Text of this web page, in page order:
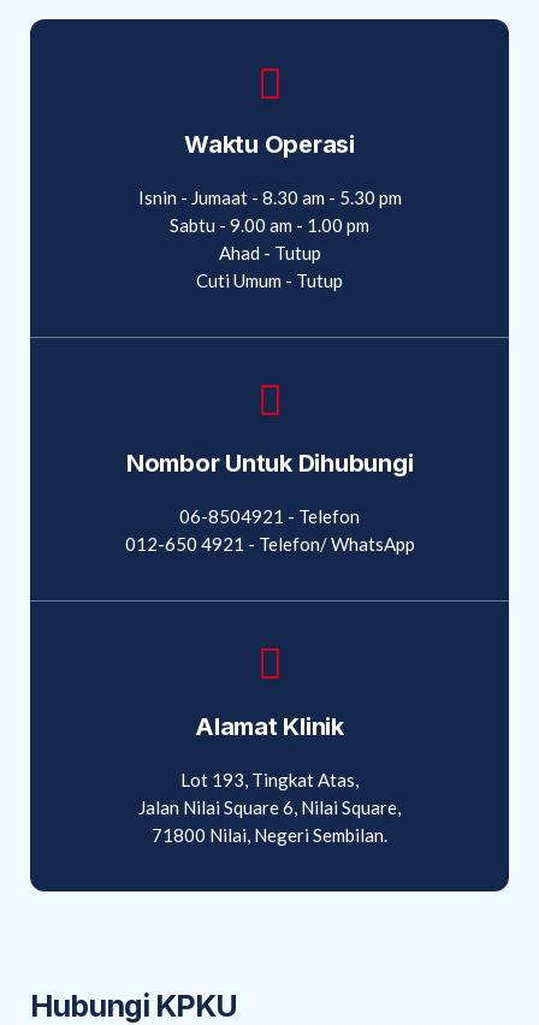
Waktu Operasi
Isnin - Jumaat - 8.30 am - 5.30 pm
Sabtu - 9.00 am - 1.00 pm
Ahad - Tutup
Cuti Umum - Tutup
Nombor Untuk Dihubungi
06-8504921 - Telefon
012-650 4921 - Telefon/ WhatsApp
Alamat Klinik
Lot 193, Tingkat Atas,
Jalan Nilai Square 6, Nilai Square,
71800 Nilai, Negeri Sembilan.
Hubungi KPKU